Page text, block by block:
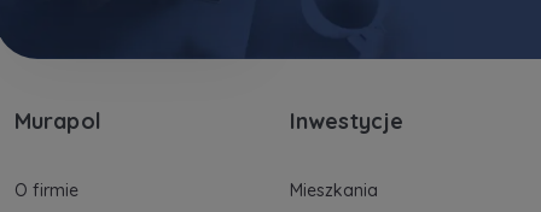
Murapol
O firmie
Inwestycje
Mieszkania